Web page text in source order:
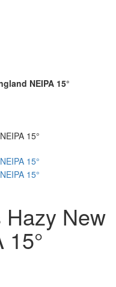
NEIPA 15°
Hazy New
15°